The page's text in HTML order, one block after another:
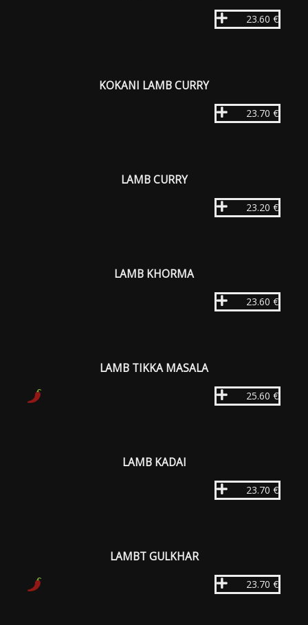
23.60 €
KOKANI LAMB CURRY
23.70 €
LAMB CURRY
23.20 €
LAMB KHORMA
23.60 €
LAMB TIKKA MASALA
25.60 €
LAMB KADAI
23.70 €
LAMBT GULKHAR
23.70 €